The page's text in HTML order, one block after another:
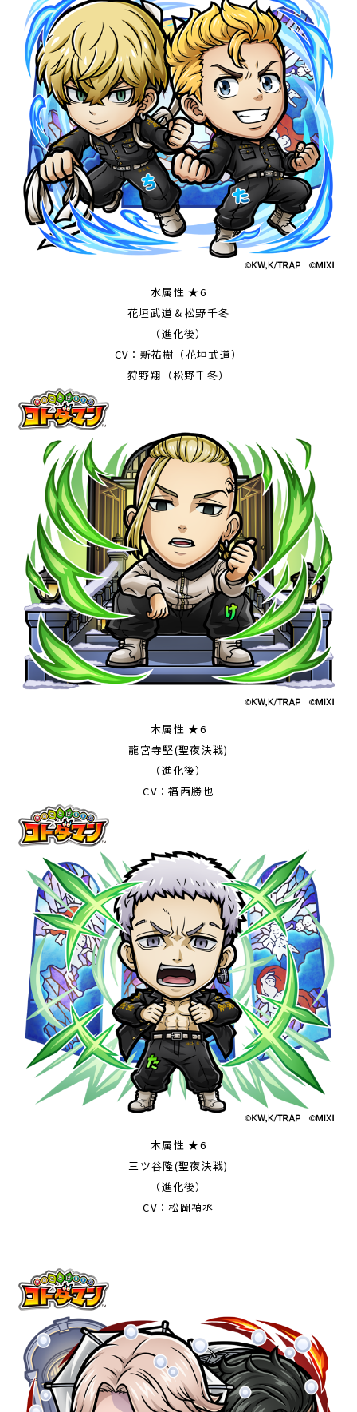
水属性 ★6
花垣武道＆松野千冬
（進化後）
CV：新祐樹（花垣武道）
狩野翔（松野千冬）
木属性 ★6
龍宮寺堅(聖夜決戦)
（進化後）
CV：福西勝也
木属性 ★6
三ツ谷隆(聖夜決戦)
（進化後）
CV：松岡禎丞